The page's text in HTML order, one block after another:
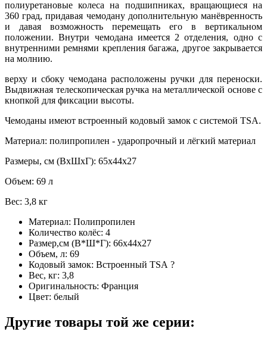
полиуретановые колеса на подшипниках, вращающиеся на
360 град, придавая чемодану дополнительную манёвренность
и давая возможность перемещать его в вертикальном
положении. Внутри чемодана имеется 2 отделения, одно с
внутренними ремнями крепления багажа, другое закрывается
на молнию.
верху и сбоку чемодана расположены ручки для переноски.
Выдвижная телескопическая ручка на металлической основе с
кнопкой для фиксации высоты.
Чемоданы имеют встроенный кодовый замок с системой TSA.
Материал: полипропилен - ударопрочный и лёгкий материал
Размеры, см (ВхШхГ): 65х44х27
Объем: 69 л
Вес: 3,8 кг
Материал: Полипропилен
Количество колёс: 4
Размер,см (В*Ш*Г): 66х44х27
Объем, л: 69
Кодовый замок: Встроенный TSA ?
Вес, кг: 3,8
Оригинальность: Франция
Цвет: белый
Другие товары той же серии: